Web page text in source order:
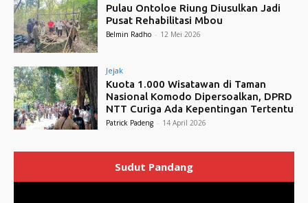
Pulau Ontoloe Riung Diusulkan Jadi
Pusat Rehabilitasi Mbou
Belmin Radho - 12 Mei 2026
Jejak
Kuota 1.000 Wisatawan di Taman
Nasional Komodo Dipersoalkan, DPRD
NTT Curiga Ada Kepentingan Tertentu
Patrick Padeng - 14 April 2026
Sudut Pandang